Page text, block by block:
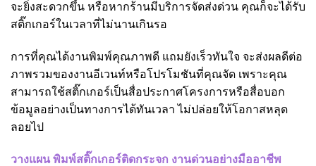
จะยิ่งสะดวกขึ้น หรือหากร้านมีบริการจัดส่งด่วน คุณก็จะได้รับ
สติ๊กเกอร์ในเวลาที่ไม่นานเกินรอ
การที่คุณได้งานพิมพ์คุณภาพดี แถมยังเร็วทันใจ จะส่งผลดีต่อ
ภาพรวมของงานอีเวนท์หรือโปรโมชันที่คุณจัด เพราะคุณ
สามารถใช้สติ๊กเกอร์เป็นสื่อประกาศโครงการหรือสื่อบอก
ข้อมูลอย่างเป็นทางการได้ทันเวลา ไม่ปล่อยให้โอกาสหลุด
ลอยไป
วางแผน พิมพ์สติ๊กเกอร์ติดกระจก งานด่วนอย่างมืออาชีพ